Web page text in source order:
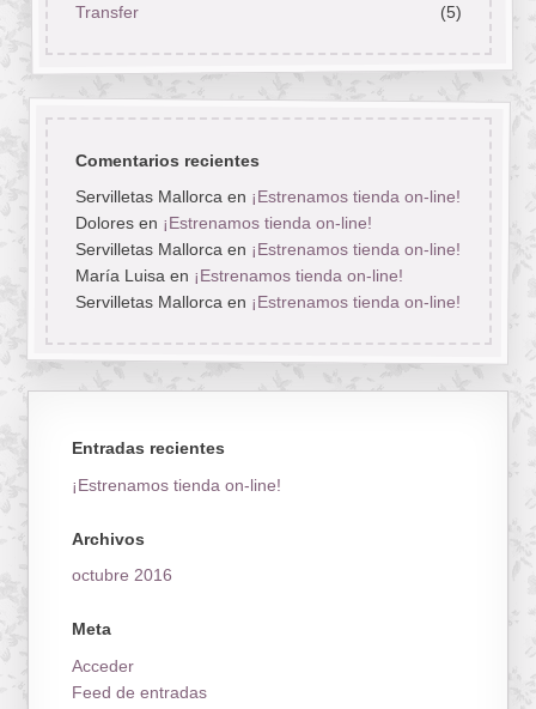
Transfer
(5)
Comentarios recientes
Servilletas Mallorcaen ¡Estrenamos tienda on-line!
Doloresen ¡Estrenamos tienda on-line!
Servilletas Mallorcaen ¡Estrenamos tienda on-line!
María Luisaen ¡Estrenamos tienda on-line!
Servilletas Mallorcaen ¡Estrenamos tienda on-line!
Entradas recientes
¡Estrenamos tienda on-line!
Archivos
octubre 2016
Meta
Acceder
Feed de entradas